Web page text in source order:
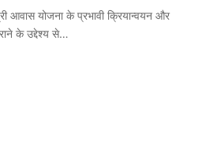
आवास योजना के प्रभावी क्रियान्वयन और
के उद्देश्य से…